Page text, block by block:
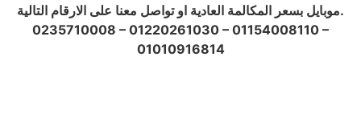
موبايل بسعر المكالمة العادية او تواصل معنا على الارقام التالية.
0235710008 – 01220261030 – 01154008110 –
01010916814